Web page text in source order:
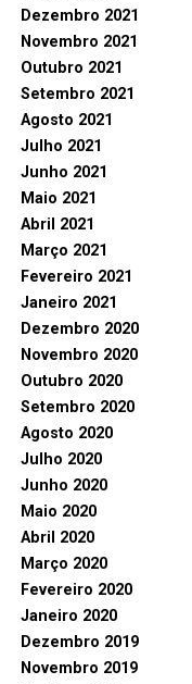
Dezembro 2021
Novembro 2021
Outubro 2021
Setembro 2021
Agosto 2021
Julho 2021
Junho 2021
Maio 2021
Abril 2021
Março 2021
Fevereiro 2021
Janeiro 2021
Dezembro 2020
Novembro 2020
Outubro 2020
Setembro 2020
Agosto 2020
Julho 2020
Junho 2020
Maio 2020
Abril 2020
Março 2020
Fevereiro 2020
Janeiro 2020
Dezembro 2019
Novembro 2019